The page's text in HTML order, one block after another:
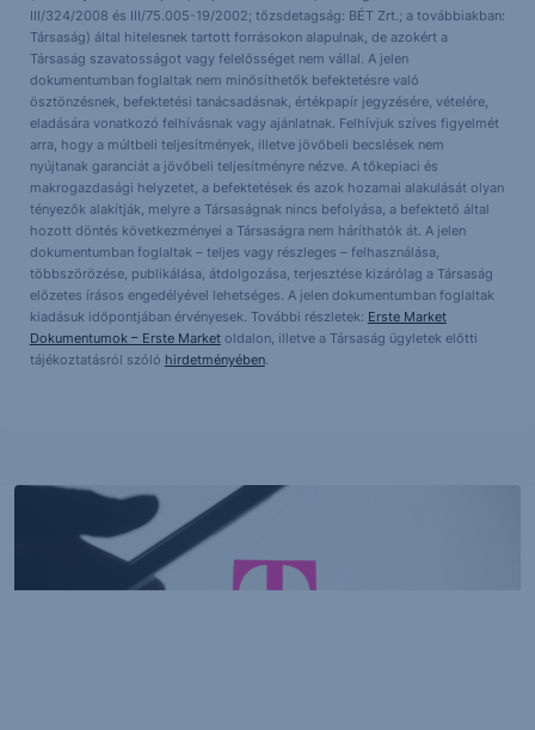
III/324/2008 és III/75.005-19/2002; tőzsdetagság: BÉT Zrt.; a továbbiakban:
Társaság) által hitelesnek tartott forrásokon alapulnak, de azokért a
Társaság szavatosságot vagy felelősséget nem vállal. A jelen
dokumentumban foglaltak nem minősíthetők befektetésre való
ösztönzésnek, befektetési tanácsadásnak, értékpapír jegyzésére, vételére,
eladására vonatkozó felhívásnak vagy ajánlatnak. Felhívjuk szíves figyelmét
arra, hogy a múltbeli teljesítmények, illetve jövőbeli becslések nem
nyújtanak garanciát a jövőbeli teljesítményre nézve. A tőkepiaci és
makrogazdasági helyzetet, a befektetések és azok hozamai alakulását olyan
tényezők alakítják, melyre a Társaságnak nincs befolyása, a befektető által
hozott döntés következményei a Társaságra nem háríthatók át. A jelen
dokumentumban foglaltak – teljes vagy részleges – felhasználása,
többszörözése, publikálása, átdolgozása, terjesztése kizárólag a Társaság
előzetes írásos engedélyével lehetséges. A jelen dokumentumban foglaltak
kiadásuk időpontjában érvényesek. További részletek: Erste Market
Dokumentumok – Erste Marketoldalon, illetve a Társaság ügyletek előtti
tájékoztatásról szóló hirdetményében.